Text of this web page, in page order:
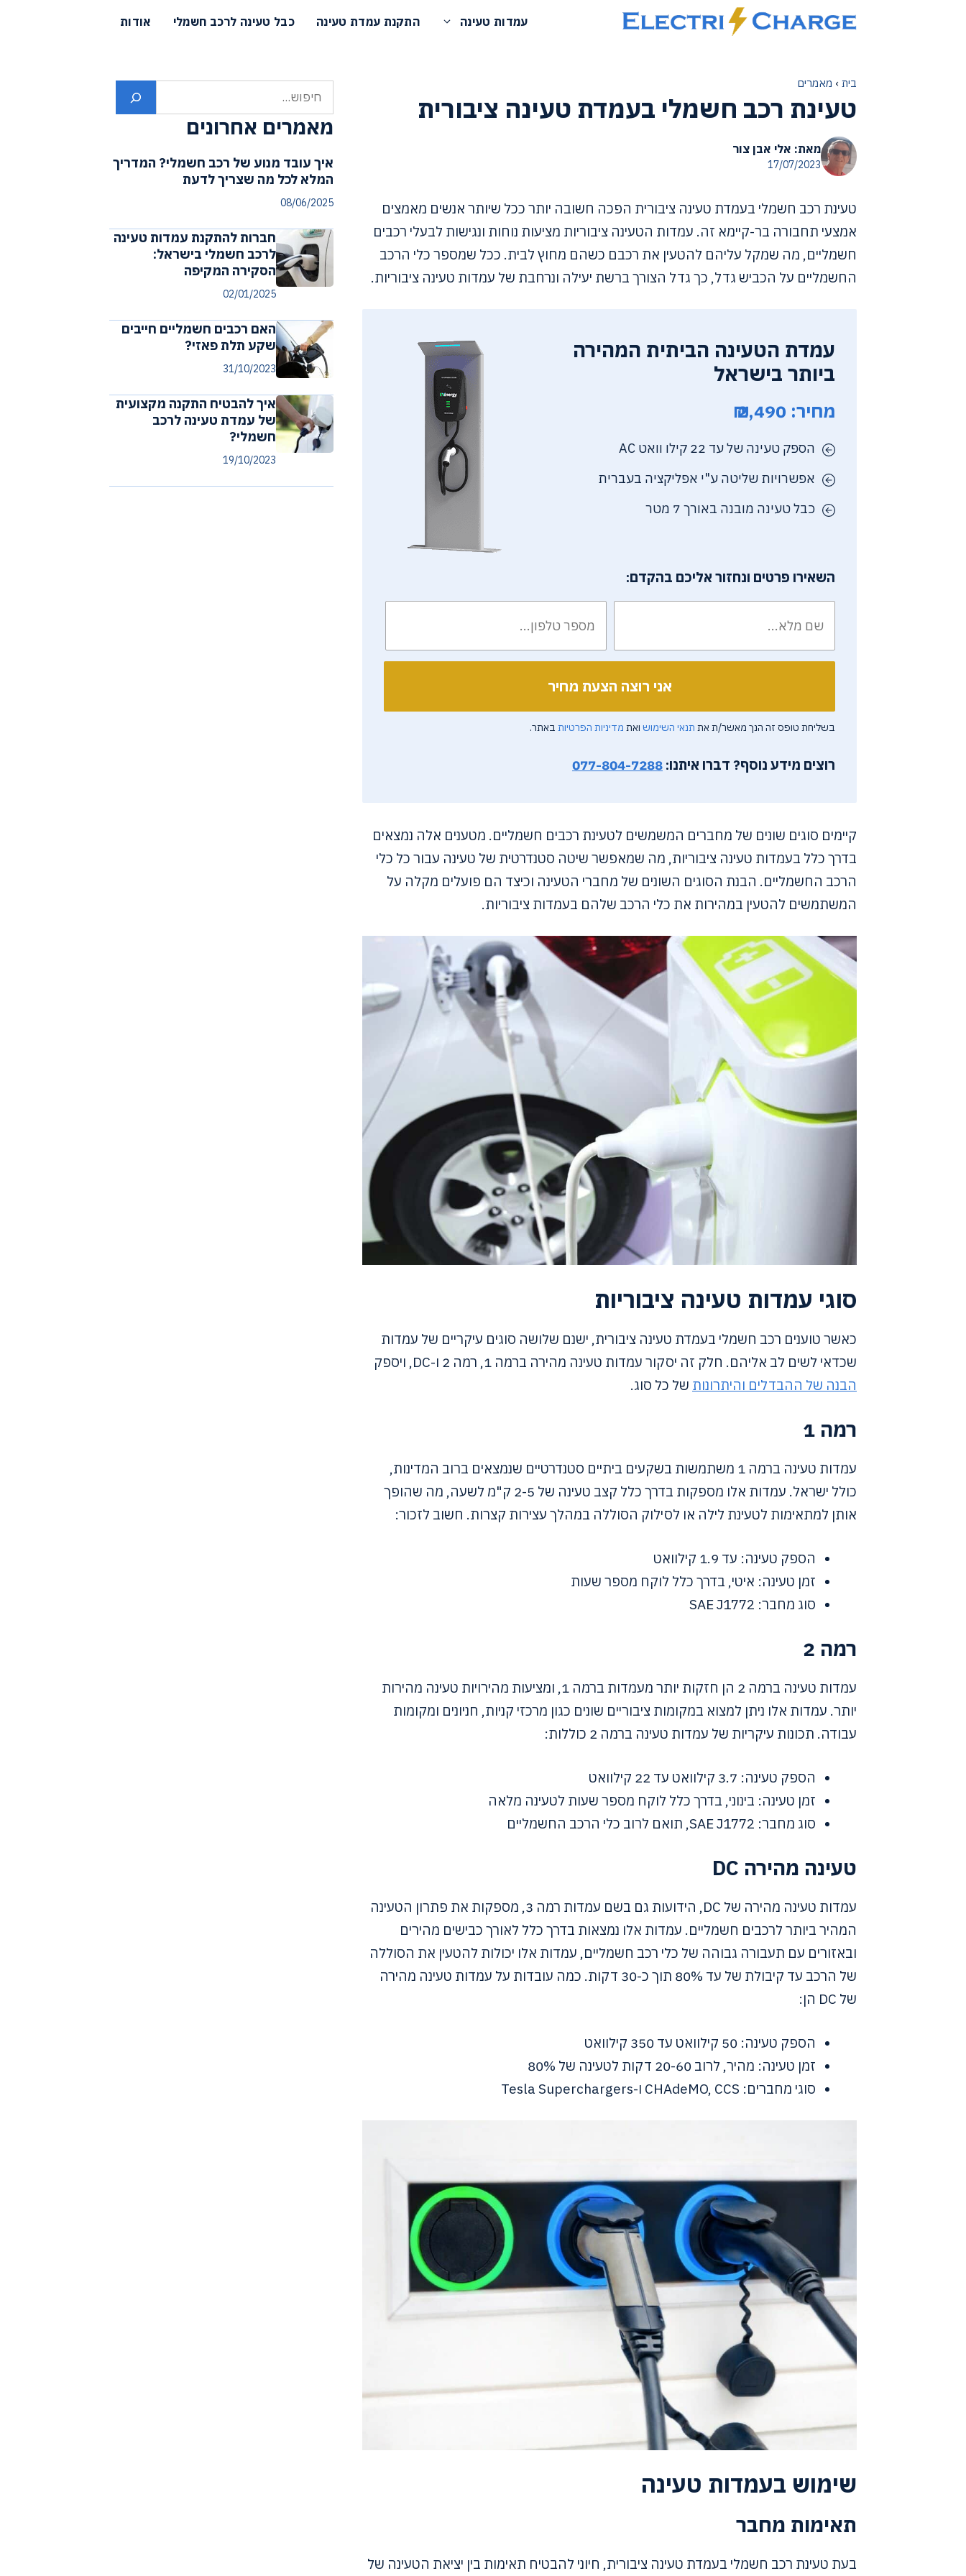
עמדות טעינה התקנת עמדת טעינה כבל טעינה לרכב חשמלי אודות
בית › מאמרים
טעינת רכב חשמלי בעמדת טעינה ציבורית
מאת: אלי אבן צור
17/07/2023
טעינת רכב חשמלי בעמדת טעינה ציבורית הפכה חשובה יותר ככל שיותר אנשים מאמצים
אמצעי תחבורה בר-קיימא זה. עמדות הטעינה ציבוריות מציעות נוחות ונגישות לבעלי רכבים
חשמליים, מה שמקל עליהם להטעין את רכבם כשהם מחוץ לבית. ככל שמספר כלי הרכב
החשמליים על הכביש גדל, כך גדל הצורך ברשת יעילה ונרחבת של עמדות טעינה ציבוריות.
עמדת הטעינה הביתית המהירה
ביותר בישראל
מחיר: 2,490 ₪
הספק טעינה של עד 22 קילו וואט AC
אפשרויות שליטה ע"י אפליקציה בעברית
כבל טעינה מובנה באורך 7 מטר
השאירו פרטים ונחזור אליכם בהקדם:
בשליחת טופס זה הנך מאשר/ת את תנאי השימוש ואת מדיניות הפרטיות באתר.
רוצים מידע נוסף? דברו איתנו: 077-804-7288
קיימים סוגים שונים של מחברים המשמשים לטעינת רכבים חשמליים. מטענים אלה נמצאים
בדרך כלל בעמדות טעינה ציבוריות, מה שמאפשר שיטה סטנדרטית של טעינה עבור כל כלי
הרכב החשמליים. הבנת הסוגים השונים של מחברי הטעינה וכיצד הם פועלים מקלה על
המשתמשים להטעין במהירות את כלי הרכב שלהם בעמדות ציבוריות.
סוגי עמדות טעינה ציבוריות
כאשר טוענים רכב חשמלי בעמדת טעינה ציבורית, ישנם שלושה סוגים עיקריים של עמדות
שכדאי לשים לב אליהם. חלק זה יסקור עמדות טעינה מהירה ברמה 1, רמה 2 ו-DC, ויספק
הבנה של ההבדלים והיתרונות של כל סוג.
רמה 1
עמדות טעינה ברמה 1 משתמשות בשקעים ביתיים סטנדרטיים שנמצאים ברוב המדינות,
כולל ישראל. עמדות אלו מספקות בדרך כלל קצב טעינה של 2-5 ק"מ לשעה, מה שהופך
אותן למתאימות לטעינת לילה או לסילוק הסוללה במהלך עצירות קצרות. חשוב לזכור:
הספק טעינה: עד 1.9 קילוואט
זמן טעינה: איטי, בדרך כלל לוקח מספר שעות
סוג מחבר: SAE J1772
רמה 2
עמדות טעינה ברמה 2 הן חזקות יותר מעמדות ברמה 1, ומציעות מהירויות טעינה מהירות
יותר. עמדות אלו ניתן למצוא במקומות ציבוריים שונים כגון מרכזי קניות, חניונים ומקומות
עבודה. תכונות עיקריות של עמדות טעינה ברמה 2 כוללות:
הספק טעינה: 3.7 קילוואט עד 22 קילוואט
זמן טעינה: בינוני, בדרך כלל לוקח מספר שעות לטעינה מלאה
סוג מחבר: SAE J1772, תואם לרוב כלי הרכב החשמליים
טעינה מהירה DC
עמדות טעינה מהירה של DC, הידועות גם בשם עמדות רמה 3, מספקות את פתרון הטעינה
המהיר ביותר לרכבים חשמליים. עמדות אלו נמצאות בדרך כלל לאורך כבישים מהירים
ובאזורים עם תעבורה גבוהה של כלי רכב חשמליים, עמדות אלו יכולות להטעין את הסוללה
של הרכב עד קיבולת של עד 80% תוך כ-30 דקות. כמה עובדות על עמדות טעינה מהירה
של DC הן:
הספק טעינה: 50 קילוואט עד 350 קילוואט
זמן טעינה: מהיר, לרוב 20-60 דקות לטעינה של 80%
סוגי מחברים: CHAdeMO, CCS ו-Tesla Superchargers
שימוש בעמדות טעינה
תאימות מחבר
בעת טעינת רכב חשמלי בעמדת טעינה ציבורית, חיוני להבטיח תאימות בין יציאת הטעינה של
חיפוש
מאמרים אחרונים
איך עובד מנוע של רכב חשמלי? המדריך
המלא לכל מה שצריך לדעת
08/06/2025
חברות להתקנת עמדות טעינה
לרכב חשמלי בישראל:
הסקירה המקיפה
02/01/2025
האם רכבים חשמליים חייבים
שקע תלת פאזי?
31/10/2023
איך להבטיח התקנה מקצועית
של עמדת טעינה לרכב
חשמלי?
19/10/2023